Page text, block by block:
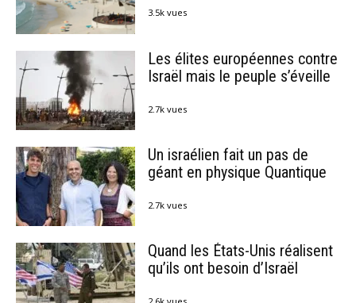
3.5k vues
Les élites européennes contre
Israël mais le peuple s’éveille
2.7k vues
Un israélien fait un pas de
géant en physique Quantique
2.7k vues
Quand les États-Unis réalisent
qu’ils ont besoin d’Israël